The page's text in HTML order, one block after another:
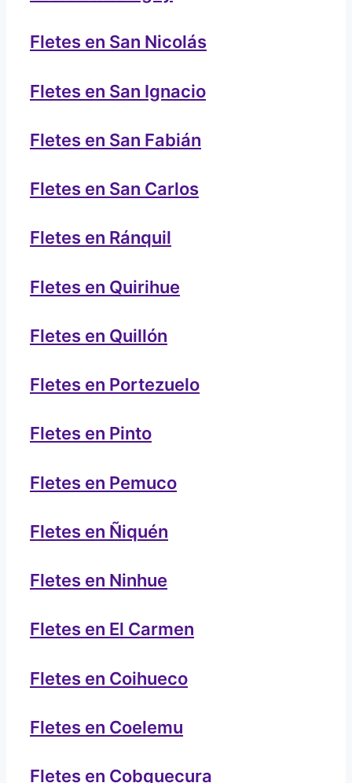
Fletes en San Nicolás
Fletes en San Ignacio
Fletes en San Fabián
Fletes en San Carlos
Fletes en Ránquil
Fletes en Quirihue
Fletes en Quillón
Fletes en Portezuelo
Fletes en Pinto
Fletes en Pemuco
Fletes en Ñiquén
Fletes en Ninhue
Fletes en El Carmen
Fletes en Coihueco
Fletes en Coelemu
Fletes en Cobquecura